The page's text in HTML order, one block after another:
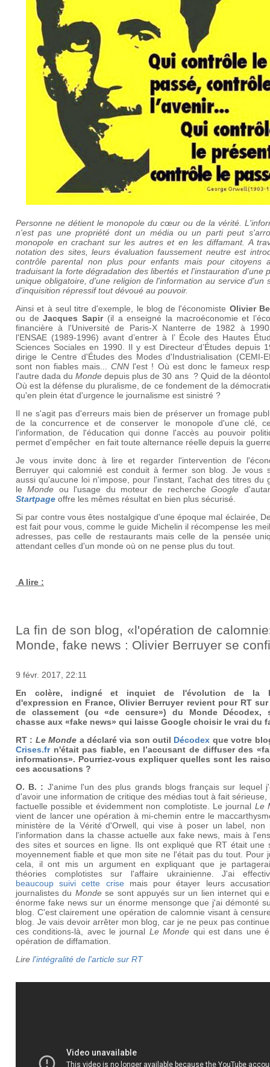
Personne ne détient le monopole du cœur ou de la vérité.
n'est pas une propriété dont un média ou un parti peut
monopole en crachant sur les autres et en les diffamant. A
notation des sites, leurs évaluation faussement neutre est
contrôle parental non plus pour enfants mais pour citoyens
traduisant la forte dégradation des libertés et l'instauration d'une
unique obligatoire, d'une religion de l'information au service d'un
d'inquisition répressif tout dévoué au pouvoir.
Ainsi et à seul titre d'exemple, le blog de l'économiste Olivier
ou deJacques Sapir (il a enseigné la macroéconomie et
financière à l'Université de Paris-X Nanterre de 1982 à
l'ENSAE (1989-1996) avant d’entrer à l’ École des Hautes
Sciences Sociales en 1990. Il y est Directeur d’Études depuis
dirige le Centre d'Études des Modes d'Industrialisation (CEMI-
sont non fiables mais...CNN l'est ! Où est donc le fameux
l'autre dada duMonde depuis plus de 30 ans ? Quid de la
Où est la défense du pluralisme, de ce fondement de la
qu'en plein état d'urgence le journalisme est sinistré ?
Il ne s'agit pas d'erreurs mais bien de préserver un fromage
de la concurrence et de conserver le monopole d'une clé,
l'information, de l'éducation qui donne l'accès au pouvoir
permet d'empêcher en fait toute alternance réelle depuis la
Je vous invite donc à lire et regarder l'intervention de
Berruyer qui calomnié est conduit à fermer son blog. Je vous
aussi qu'aucune loi n'impose, pour l'instant, l'achat des titres du
leMonde ou l'usage du moteur de rechercheGoogle
Startpage offre les mêmes résultat en bien plus sécurisé.
Si par contre vous êtes nostalgique d'une époque mal éclairée,
est fait pour vous, comme le guide Michelin il récompense les
adresses, pas celle de restaurants mais celle de la pensée
attendant celles d'un monde où on ne pense plus du tout.
A lire :
La fin de son blog, «l'opération de
Monde, fake news : Olivier Berruyer se
9 févr. 2017, 22:11
En colère, indigné et inquiet de l'évolution de la
d'expression en France, Olivier Berruyer revient pour RT
de classement (ou «de censure») du Monde Décodex,
chasse aux «fake news» qui laisse Google choisir le vrai du
RT : Le Monde a déclaré via son outil Décodex que votre
Crises.frn'était pas fiable, en l’accusant de diffuser des
informations». Pourriez-vous expliquer quelles sont les
ces accusations ?
O. B. : J'anime l'un des plus grands blogs français sur lequel
d'avoir une information de critique des médias tout à fait sérieuse,
factuelle possible et évidemment non complotiste. Le journal Le
vient de lancer une opération à mi-chemin entre le
ministère de la Vérité d'Orwell, qui vise à poser un label, non
l'information dans la chasse actuelle aux fake news, mais à
des sites et sources en ligne. Ils ont expliqué que RT était une
moyennement fiable et que mon site ne l'était pas du tout. Pour
cela, il ont mis un argument en expliquant que je
théories complotistes sur l'affaire ukrainienne. J'ai
beaucoup suivi cette crise mais pour étayer leurs
journalistes du Monde se sont appuyés sur un lien internet qui
énorme fake news sur un énorme mensonge que j'ai démonté
blog. C'est clairement une opération de calomnie visant à
blog. Je vais devoir arrêter mon blog, car je ne peux pas
ces conditions-là, avec le journal Le Monde qui est dans une
opération de diffamation.
Lire l'intégralité de l'article sur RT